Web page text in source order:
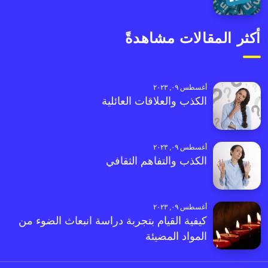
أكثر المقالات مشاهدةً
أغسطس ٠٩, ٢٠٢٣
الكذب والعلاقات العائلية
أغسطس ٠٩, ٢٠٢٣
الكذب والتفاهم الثقافي
أغسطس ٠٩, ٢٠٢٣
كيفية القيام بتجربة دراسة انبعاث الضوء من
المواد المضيئة